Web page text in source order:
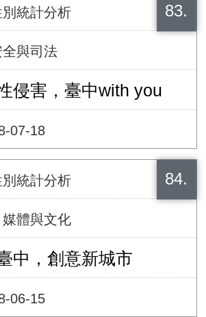
83.
統計分析
全與司法
侵害，臺中with you
07-18
84.
統計分析
體與文化
中，創意新城市
06-15